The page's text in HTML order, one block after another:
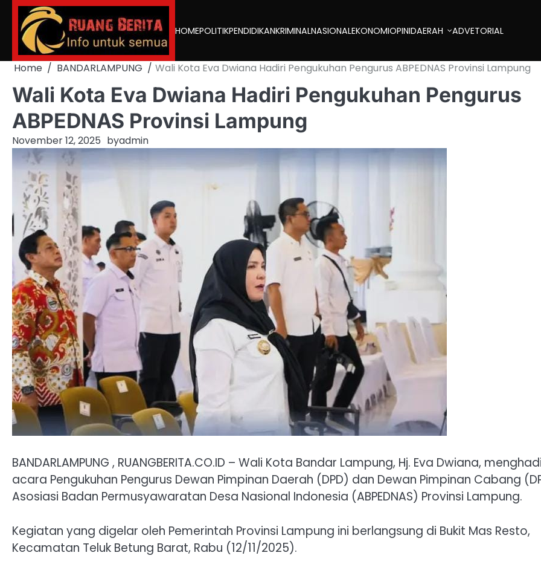
Skip
content
HOMEPOLITIKPENDIDIKANKRIMINALNASIONALEKONOMIOPINIDAERAH ADVETORIAL
Home BANDARLAMPUNG Wali Kota Eva Dwiana Hadiri Pengukuhan Pengurus ABPEDNAS Provinsi Lampung
Wali Kota Eva Dwiana Hadiri Pengukuhan Pengurus
ABPEDNAS Provinsi Lampung
November 12, 2025 byadmin
BANDARLAMPUNG , RUANGBERITA.CO.ID – Wali Kota Bandar Lampung, Hj. Eva Dwiana,
acara Pengukuhan Pengurus Dewan Pimpinan Daerah (DPD) dan Dewan Pimpinan Cabang
Asosiasi Badan Permusyawaratan Desa Nasional Indonesia (ABPEDNAS) Provinsi Lampung.
Kegiatan yang digelar oleh Pemerintah Provinsi Lampung ini berlangsung di Bukit Mas Resto,
Kecamatan Teluk Betung Barat, Rabu (12/11/2025).